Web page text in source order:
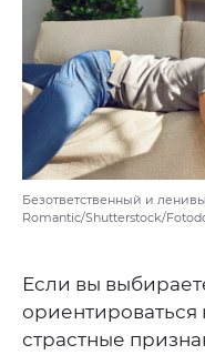
Безответственный и
Romantic/Shutterstock/
Если вы
ориентироваться
страстные